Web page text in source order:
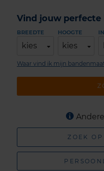
Vind jouw perfecte
BREEDTE
kies
HOOGTE
kies
Waar vind ik mijn
ZOEK